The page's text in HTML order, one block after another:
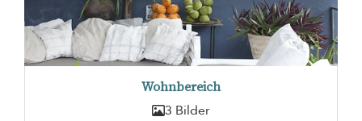
Wohnbereich
3 Bilder